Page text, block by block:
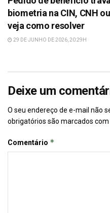
biometria na CIN, CNH
veja como resolver
29 DE JUNHO DE 2026, 20:29H
Deixe um
O seu endereço de e-mail não
obrigatórios são marcados com
Comentário *